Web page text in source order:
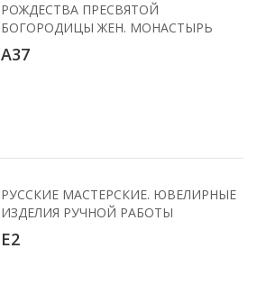
РОЖДЕСТВА ПРЕСВЯТОЙ
БОГОРОДИЦЫ ЖЕН. МОНАСТЫРЬ
А37
РУССКИЕ МАСТЕРСКИЕ. ЮВЕЛИРНЫЕ
ИЗДЕЛИЯ РУЧНОЙ РАБОТЫ
E2